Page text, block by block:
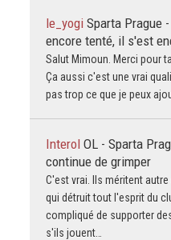
le_yogi Sparta Prague
encore tenté, il s'est
Salut Mimoun. Merci pour
Ça aussi c'est une vrai
pas trop ce que je peux
Interol OL - Sparta
continue de grimper
C'est vrai. Ils méritent
qui détruit tout l'esprit du
compliqué de supporter
s'ils jouent…